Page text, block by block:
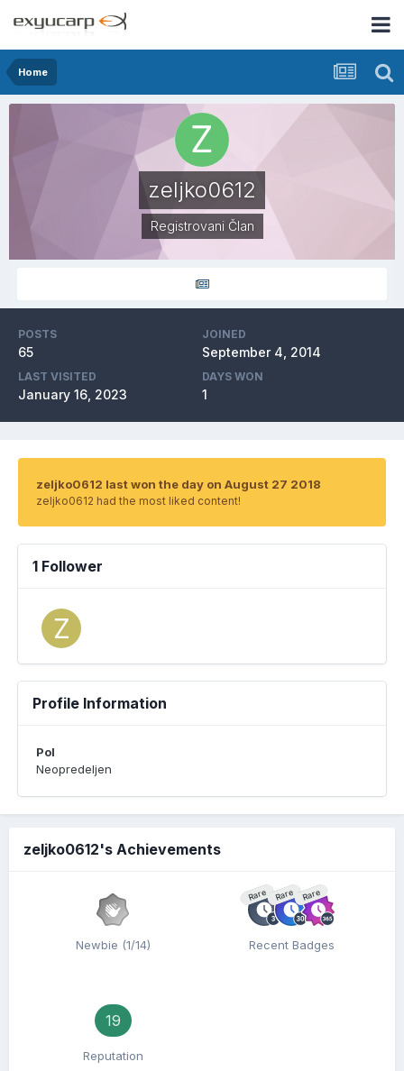
Home
zeljko0612
Registrovani Član
POSTS
65
JOINED
September 4, 2014
LAST VISITED
January 16, 2023
DAYS WON
1
zeljko0612 last won the day on August 27 2018
zeljko0612 had the most liked content!
1 Follower
Profile Information
Pol
Neopredeljen
zeljko0612's Achievements
Newbie (1/14)
Rare Rare Rare
Recent Badges
19
Reputation